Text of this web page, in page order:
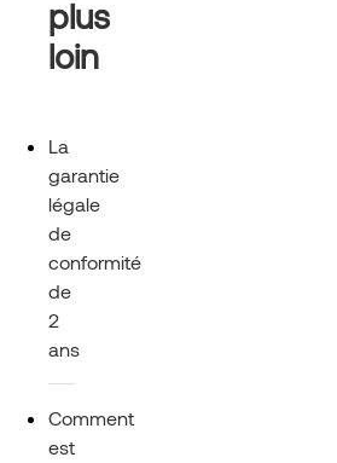
plus
loin
La
garantie
légale
de
conformité
de
2
ans
Comment
est